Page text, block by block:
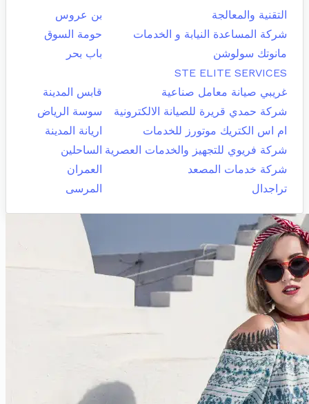
التقنية والمعالجة
بن عروس
شركة المساعدة النيابة و الخدمات
حومة السوق
مانوتك سولوشن
باب بحر
STE ELITE SERVICES
غريبي صيانة معامل صناعية
قابس المدينة
شركة حمدي قريرة للصيانة الالكترونية
سوسة الرياض
ام اس الكتريك موتورز للخدمات
اريانة المدينة
شركة فريوي للتجهيز والخدمات العصرية الساحلين
شركة خدمات المصعد
العمران
تراجدال
المرسى